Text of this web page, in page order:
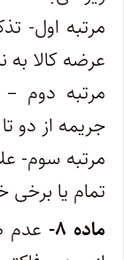
مرتبه اول-
عرضه کالا
مرتبه دوم
جریمه از دو
مرتبه سوم-
تمام یا
ماده ۸-
عدم